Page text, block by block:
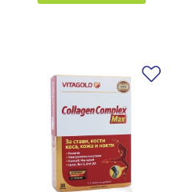
Добави в любими